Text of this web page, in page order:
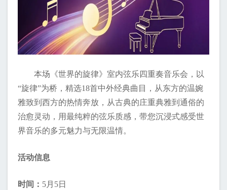
本场《世界的旋律》室内弦乐四重奏音乐会，以
“旋律”为桥，精选18首中外经典曲目，从东方的温婉
雅致到西方的热情奔放，从古典的庄重典雅到通俗的
治愈灵动，用最纯粹的弦乐质感，带您沉浸式感受世
界音乐的多元魅力与无限温情。
活动信息
时间： 5月5日